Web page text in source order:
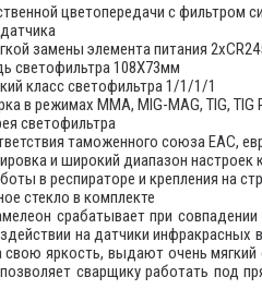
цветопередачи с фильтром
замены элемента питания
светофильтра 108Х73мм
класс светофильтра 1/1/1/1
в режимах MMA, MIG-MAG, TIG, TIG
светофильтра
таможенного союза ЕАС,
и широкий диапазон
в респираторе и крепления на
стекло в комплекте
срабатывает при
на датчики инфракрасных
свою яркость, выдают очень
сварщику работать под